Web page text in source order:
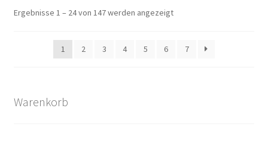
Ergebnisse 1 – 24 von 147 werden angezeigtNach
1
2 3 4 5 6 7
Warenkorb